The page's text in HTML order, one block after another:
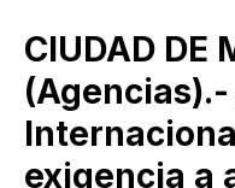
CIUDAD DE
exigencia a